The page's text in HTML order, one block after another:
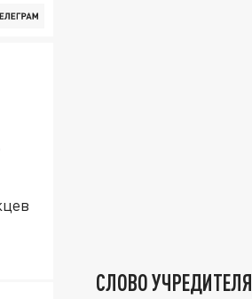
СЛОВО УЧРЕДИТЕЛЯ